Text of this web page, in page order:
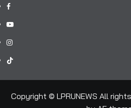
facebook
youtube
instagram
tiktok
Copyright © LPRUNEWS All